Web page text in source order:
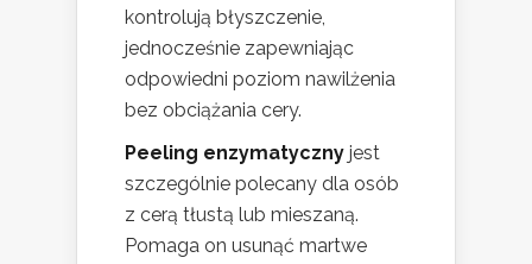
kontrolują błyszczenie,
jednocześnie zapewniając
odpowiedni poziom nawilżenia
bez obciążania cery.
Peeling enzymatyczny jest
szczególnie polecany dla osób
z cerą tłustą lub mieszaną.
Pomaga on usunąć martwe